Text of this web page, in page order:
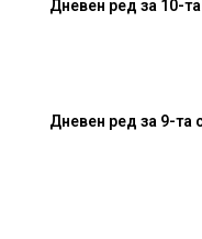
Дневен ред за 10-
Дневен ред за 9-та